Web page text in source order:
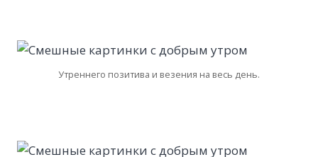
Утреннего позитива и везения на весь день.